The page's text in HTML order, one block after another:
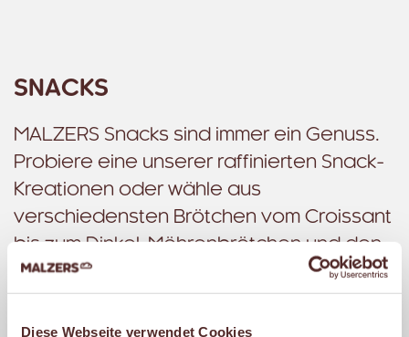
Diese Webseite verwendet Cookies
SNACKS
MALZERS Snacks sind immer ein Genuss.
Probiere eine unserer raffinierten Snack-
Kreationen oder wähle aus
verschiedensten Brötchen vom Croissant
bis zum Dinkel-Möhrenbrötchen und den
unterschiedlichsten Belägen vom Ei bis
zum Lachs und von der Himbeerkonfitüre
bis zum Hähnchenbrustfilet. Natürlich